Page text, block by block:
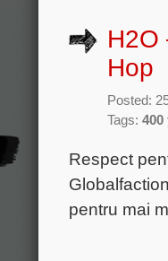
H2O
Hop
Posted:
Tags: 400
Respect
pentru mai